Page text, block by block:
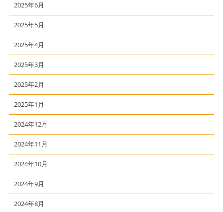
2025年6月
2025年5月
2025年4月
2025年3月
2025年2月
2025年1月
2024年12月
2024年11月
2024年10月
2024年9月
2024年8月